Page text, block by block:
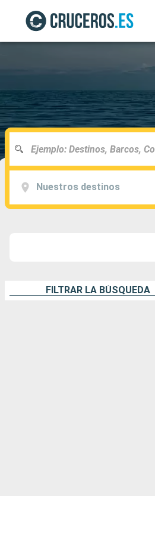
Nuestros destinos
FILTRAR LA BÚSQUEDA